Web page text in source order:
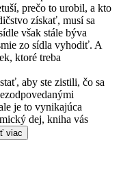
prečo to urobil, a kto
získať, musí sa
však stále býva
zo sídla vyhodiť. A
ktoré treba
aby ste zistili, čo sa
je to vynikajúca
dej, kniha vás
viac